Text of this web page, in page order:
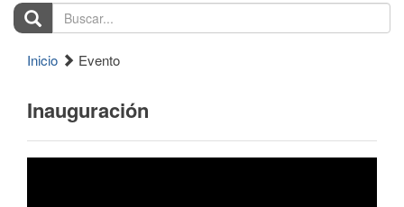
Buscar...
Inicio Evento
Inauguración